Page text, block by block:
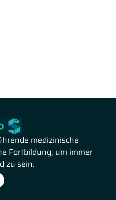
medizinische
Fortbildung, um immer
zu sein.